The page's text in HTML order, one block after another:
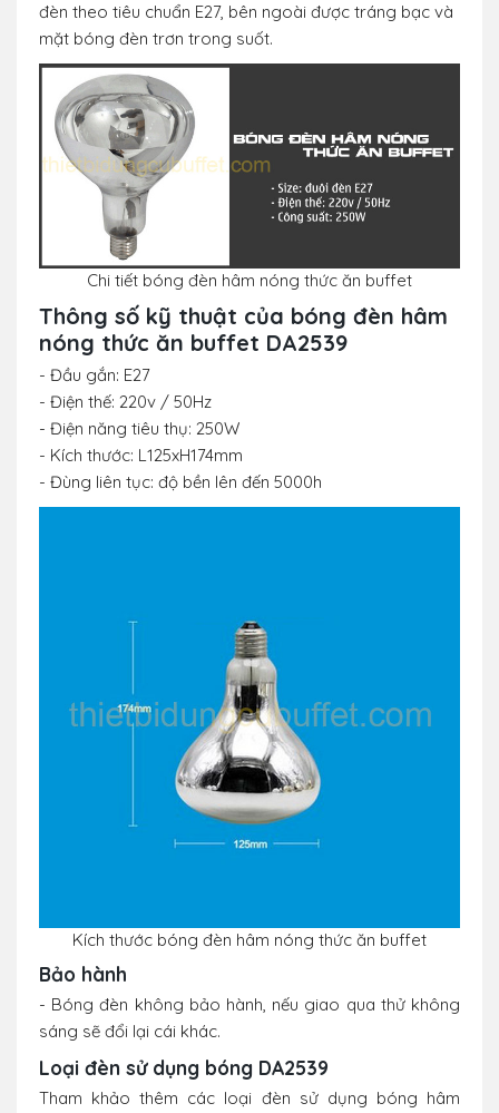
đèn theo tiêu chuẩn E27, bên ngoài được tráng bạc và
mặt bóng đèn trơn trong suốt.
Chi tiết bóng đèn hâm nóng thức ăn buffet
Thông số kỹ thuật của bóng đèn hâm
nóng thức ăn buffet DA2539
- Đầu gắn: E27
- Điện thế: 220v / 50Hz
- Điện năng tiêu thụ: 250W
- Kích thước: L125xH174mm
- Đùng liên tục: độ bền lên đến 5000h
Kích thước bóng đèn hâm nóng thức ăn buffet
Bảo hành
- Bóng đèn không bảo hành, nếu giao qua thử không
sáng sẽ đổi lại cái khác.
Loại đèn sử dụng bóng DA2539
Tham khảo thêm các loại đèn sử dụng bóng hâm